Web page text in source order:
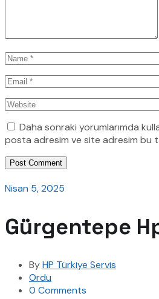
Daha sonraki yorumlarımda
posta adresim ve site adresim bu
Post Comment
Nisan 5, 2025
Gürgentepe
ByHP Türkiye Servis
Ordu
0 Comments